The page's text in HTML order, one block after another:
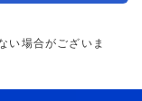
い場合がございま